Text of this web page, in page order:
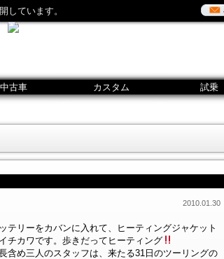
しています。
中古車 カスタム 試乗
2010.01.30
テリーをカバンに入れて、ヒーティングジャケット
チカワです。歩きだってヒーティング
含め三人のスタッフは、来たる31日のツーリングの